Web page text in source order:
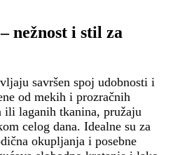
nežnost i stil za
savršen spoj udobnosti i
od mekih i prozračnih
ili laganih tkanina, pružaju
celog dana. Idealne su za
okupljanja i posebne